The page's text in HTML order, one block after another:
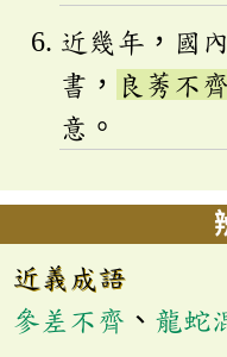
近幾年，國
書， 良莠不齊
意。
近義成語
參差不齊 、 龍蛇